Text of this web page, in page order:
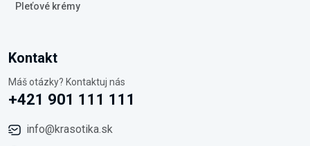
Pleťové krémy
Kontakt
Máš otázky? Kontaktuj nás
+421 901 111 111
info@krasotika.sk